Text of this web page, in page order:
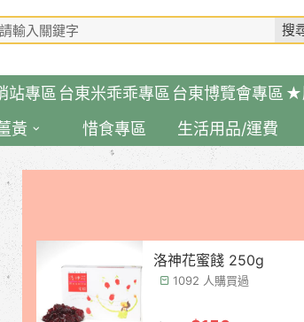
站專區 台東米乖乖專區 台東博覽會專區 ★
黃 惜食專區 生活用品/運費
洛神花蜜餞 250g
1092 人購買過